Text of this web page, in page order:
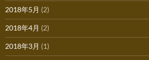
2018年5月 (2)
2018年4月 (2)
2018年3月 (1)